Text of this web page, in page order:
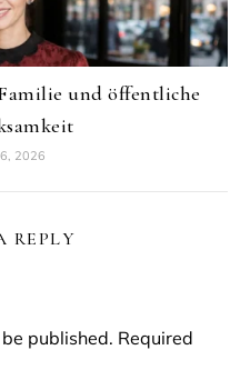
und öffentliche
2026
REPLY
published. Required